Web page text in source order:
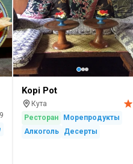
Kopi Pot
Кута
Ресторан
Морепродукты
Алкоголь
Десерты